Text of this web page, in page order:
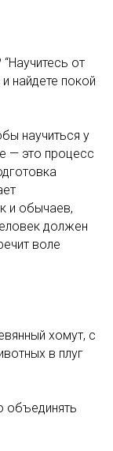
от
найдете покой
научиться у
— это процесс
и обычаев,
должен
воле
хомут, с
в плуг
объединять